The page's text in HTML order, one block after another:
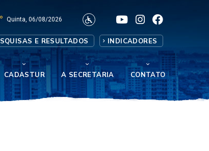
Quinta, 06/08/2026
E RESULTADOS INDICADORES
CADASTUR A SECRETARIA CONTATO